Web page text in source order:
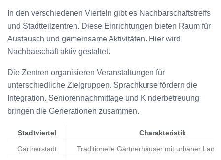
In den verschiedenen Vierteln gibt es Nachbarschaftstreffs
und Stadtteilzentren. Diese Einrichtungen bieten Raum für
Austausch und gemeinsame Aktivitäten. Hier wird
Nachbarschaft aktiv gestaltet.
Die Zentren organisieren Veranstaltungen für
unterschiedliche Zielgruppen. Sprachkurse fördern die
Integration. Seniorennachmittage und Kinderbetreuung
bringen die Generationen zusammen.
Stadtviertel Charakteristik
Gärtnerstadt Traditionelle Gärtnerhäuser mit urbaner